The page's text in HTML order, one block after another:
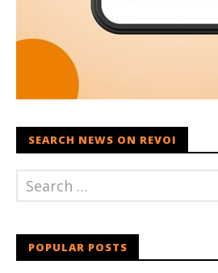
SEARCH NEWS ON REVOI
POPULAR POSTS